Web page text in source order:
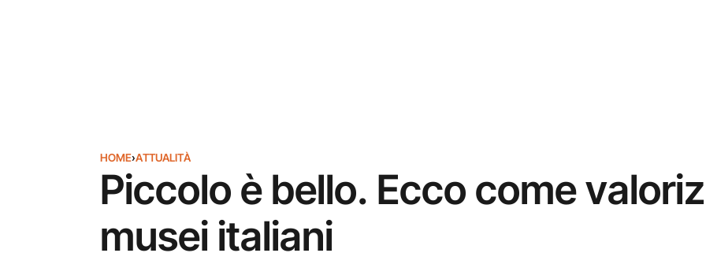
HOME›ATTUALITÀ
Piccolo è bello. Ecco come
musei italiani